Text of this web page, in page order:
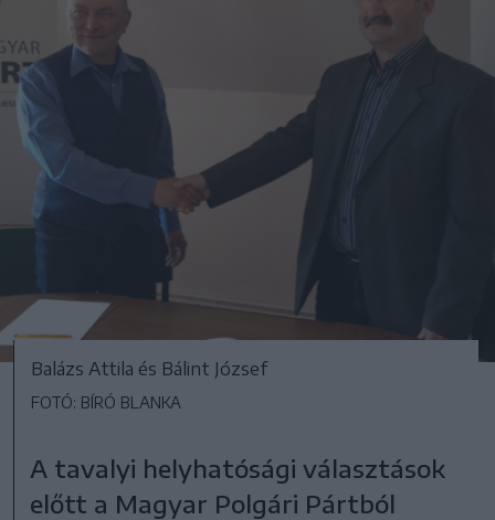
Balázs Attila és Bálint József
FOTÓ: BÍRÓ BLANKA
A tavalyi helyhatósági választások
előtt a Magyar Polgári Pártból